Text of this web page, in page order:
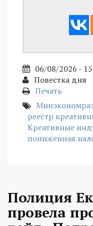
06/08/2026 -
Повестка дня
Печать
реестр
Креативные
пониженная
Полиция
провела